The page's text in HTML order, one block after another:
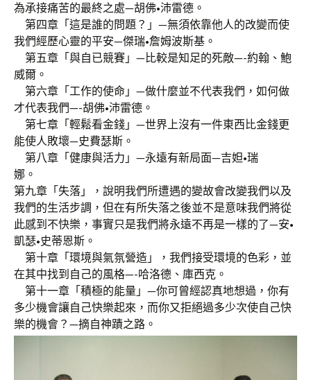
為承接痛苦的最終之處—胡佛•沛雷德。
第四章「這是誰的問題？」—無須依靠他人的改變而使
我們經歷心靈的平安—傑瑞•詹姆波斯基。
第五章「與自已競賽」—比較是知足的死敵—-約翰、鮑
威爾。
第六章「工作的使命」—做什麼並不代表我們，如何做
才代表我們—-胡佛•沛雷德。
第七章「輕鬆看金錢」—世界上沒有一件東西比金錢更
能使人敗壞—史費瑟斯。
第八章「健康與活力」—永遠有新局面—吉妲•瑞
娜。
第九章「失落」，說明我們所遭遇的變故會改變我們以及
我們的生活步調，但在有所失落之後並不是意味我們將從
此感到不快樂，事實只是我們將永遠不再是一樣的了—安•
凱瑟•史蒂恩斯。
第十章「環境與氣氛營造」，我們接受環境的色彩，並
在其中找到自己的風格—-哈洛德、庫西克。
第十一章「積極的能量」—你可曾經認真地想過，你有
多少機會讓自己快樂起來，而你又拒絕過多少次使自己快
樂的機會？—摘自神蹟之路。